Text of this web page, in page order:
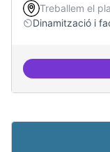
Treballem el
Dinamització i